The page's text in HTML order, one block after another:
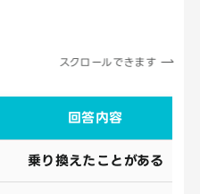
スクロールできます
回答内容
乗り換えたことがある